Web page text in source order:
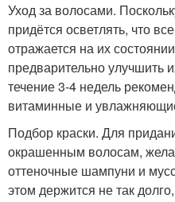
Уход за волосами.
придётся осветлять, что
отражается на их
предварительно улучшить
течение 3-4 недель
витаминные и
Подбор краски. Для
окрашенным волосам,
оттеночные шампуни и
этом держится не так